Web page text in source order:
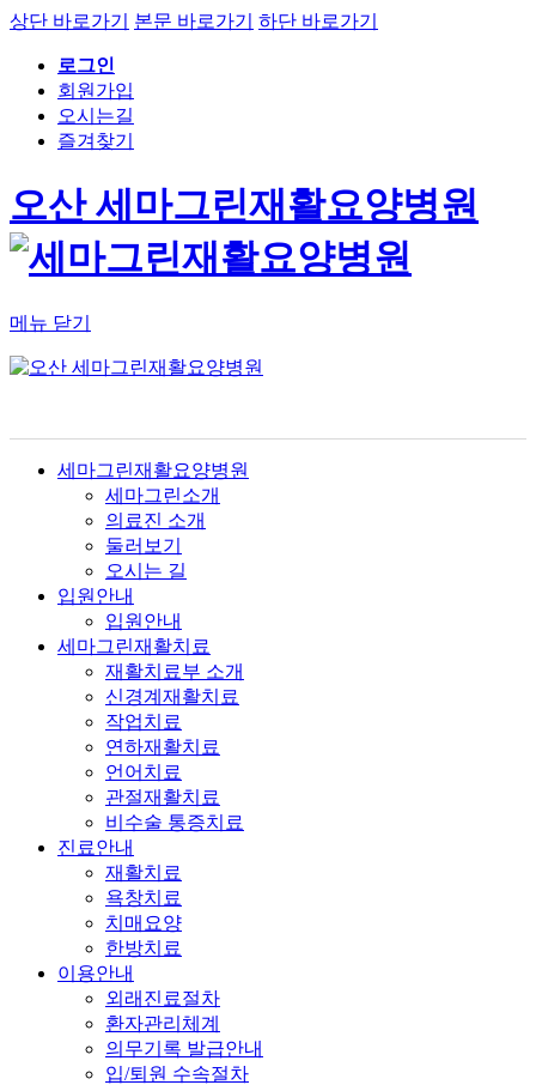
상단 바로가기 본문 바로가기 하단 바로가기
로그인
회원가입
오시는길
즐겨찾기
오산 세마그린재활요양병원
메뉴 닫기
세마그린재활요양병원
세마그린소개
의료진 소개
둘러보기
오시는 길
입원안내
입원안내
세마그린재활치료
재활치료부 소개
신경계재활치료
작업치료
연하재활치료
언어치료
관절재활치료
비수술 통증치료
진료안내
재활치료
욕창치료
치매요양
한방치료
이용안내
외래진료절차
환자관리체계
의무기록 발급안내
입/퇴원 수속절차